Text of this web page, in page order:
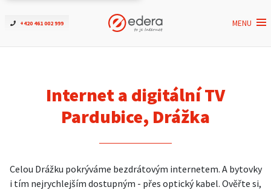
+420 461 002 999 MENU
Ověřit dostupnost
ČEZNET TV
Pro firmy
Internet a digitální TV
Pardubice, Drážka
Celou Drážku pokrýváme bezdrátovým internetem. A bytovky
i tím nejrychlejším dostupným - přes optický kabel. Ověřte si,